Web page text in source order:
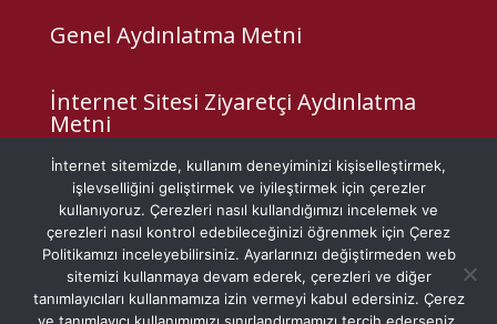
Genel Aydınlatma Metni
İnternet Sitesi Ziyaretçi Aydınlatma
Metni
Çerez Politikası
Veri Sahibi Başvuru Formu
İnternet sitemizde, kullanım deneyiminizi kişiselleştirmek,
işlevselliğini geliştirmek ve iyileştirmek için çerezler
kullanıyoruz. Çerezleri nasıl kullandığımızı incelemek ve
çerezleri nasıl kontrol edebileceğinizi öğrenmek için Çerez
Politikamızı inceleyebilirsiniz. Ayarlarınızı değiştirmeden web
sitemizi kullanmaya devam ederek, çerezleri ve diğer
tanımlayıcıları kullanmamıza izin vermeyi kabul edersiniz. Çerez